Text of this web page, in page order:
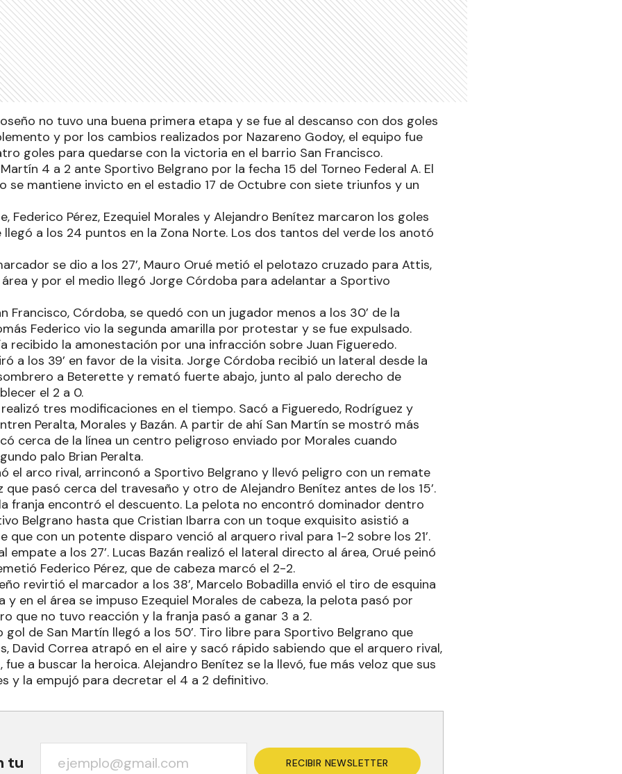
no tuvo una buena primera etapa y se fue al descanso con dos goles
y por los cambios realizados por Nazareno Godoy, el equipo fue
goles para quedarse con la victoria en el barrio San Francisco.
4 a 2 ante Sportivo Belgrano por la fecha 15 del Torneo Federal A. El
se mantiene invicto en el estadio 17 de Octubre con siete triunfos y un
Federico Pérez, Ezequiel Morales y Alejandro Benítez marcaron los goles
llegó a los 24 puntos en la Zona Norte. Los dos tantos del verde los anotó
se dio a los 27’, Mauro Orué metió el pelotazo cruzado para Attis,
y por el medio llegó Jorge Córdoba para adelantar a Sportivo
Francisco, Córdoba, se quedó con un jugador menos a los 30’ de la
Federico vio la segunda amarilla por protestar y se fue expulsado.
recibido la amonestación por una infracción sobre Juan Figueredo.
a los 39’ en favor de la visita. Jorge Córdoba recibió un lateral desde la
a Beterette y remató fuerte abajo, junto al palo derecho de
el 2 a 0.
tres modificaciones en el tiempo. Sacó a Figueredo, Rodríguez y
Peralta, Morales y Bazán. A partir de ahí San Martín se mostró más
cerca de la línea un centro peligroso enviado por Morales cuando
palo Brian Peralta.
el arco rival, arrinconó a Sportivo Belgrano y llevó peligro con un remate
que pasó cerca del travesaño y otro de Alejandro Benítez antes de los 15’.
franja encontró el descuento. La pelota no encontró dominador dentro
Belgrano hasta que Cristian Ibarra con un toque exquisito asistió a
que con un potente disparo venció al arquero rival para 1-2 sobre los 21’.
empate a los 27’. Lucas Bazán realizó el lateral directo al área, Orué peinó
Federico Pérez, que de cabeza marcó el 2-2.
revirtió el marcador a los 38’, Marcelo Bobadilla envió el tiro de esquina
y en el área se impuso Ezequiel Morales de cabeza, la pelota pasó por
que no tuvo reacción y la franja pasó a ganar 3 a 2.
de San Martín llegó a los 50’. Tiro libre para Sportivo Belgrano que
David Correa atrapó en el aire y sacó rápido sabiendo que el arquero rival,
a buscar la heroica. Alejandro Benítez se la llevó, fue más veloz que sus
y la empujó para decretar el 4 a 2 definitivo.
tu RECIBIR NEWSLETTER